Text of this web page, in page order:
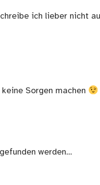
ich lieber nicht
Sorgen machen
werden…